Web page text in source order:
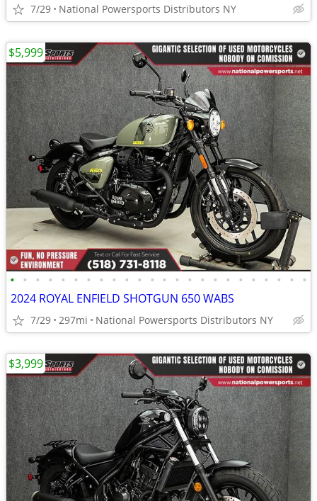
7/29 National Powersports Distributors NY
• • • • • • • • • • • • • • • • • • • • • • • •
2024 ROYAL ENFIELD SHOTGUN 650 WABS
7/29 297mi National Powersports Distributors NY
$5,999
$3,999